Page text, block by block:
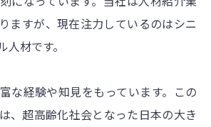
ますが、現在注力しているのはシニ
材です。
な経験や知見をもっています。この
、超高齢化社会となった日本の大き